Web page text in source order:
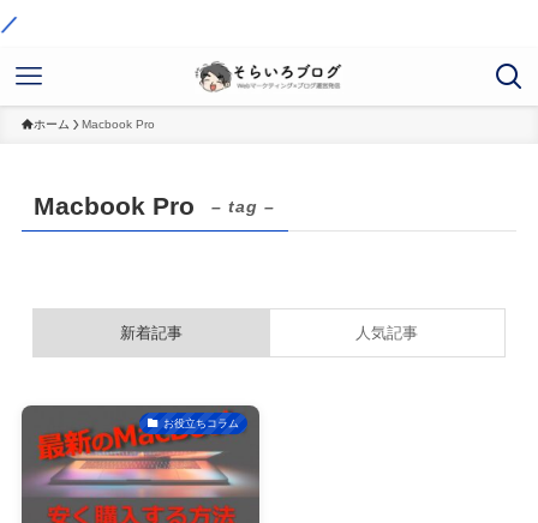
ホーム Macbook Pro
Macbook Pro – tag –
新着記事 人気記事
お役立ちコラム